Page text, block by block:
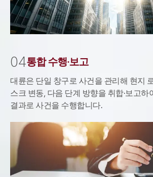
대륜법률상담예약
04통합 수행·보고
대륜은 단일 창구로 사건을 관리해 현지
스크 변동, 다음 단계 방향을 취합·보고하
결과로 사건을 수행합니다.